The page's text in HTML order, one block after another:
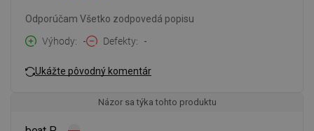
Odporúčam Všetko zodpovedá popisu
Výhody
- Defekty -
Ukážte pôvodný komentár
Názor sa týka tohto produktu